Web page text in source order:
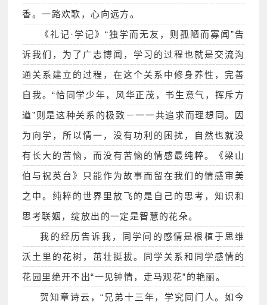
香。一路欢歌，心向远方。
《礼记·学记》“独学而无友，则孤陋而寡闻”告
诉我们，为了广志博闻，学习的过程也就是交流沟
通关系建立的过程，在这个关系中修身养性，完善
自我。“恰同学少年，风华正茂，书生意气，挥斥方
遒”则是这种关系的极致－一一共追求而理想同。因
为向学，所以情一，没有功利的困扰，自然也就没
有长大的苦恼，而没有苦恼的情感最纯粹。《梁山
伯与祝英台》只能作为故事而留在我们的情感审美
之中。纯粹的世界里放飞的是自己的思考，知识和
思考联姻，绽放出的一定是智慧的花朵。
我的经历告诉我，同学间的感情是根植于思维
沃土里的花树，茁壮挺拔。同学关系和同学感情的
花园里绝开不出“一见钟情，走马观花”的艳丽。
贺知章诗云，“兄弟十三年，学究同门人。如今